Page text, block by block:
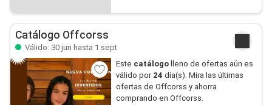
Catálogo Offcorss
Válido: 30 jun hasta 1 sept
Este catálogolleno de ofertas aún es
válido por 24 día(s). Mira las últimas
ofertas de Offcorss y ahorra
comprando en Offcorss.